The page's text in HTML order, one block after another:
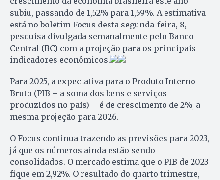
subiu, passando de 1,52% para 1,59%. A estimativa
está no boletim Focus desta segunda-feira, 8,
pesquisa divulgada semanalmente pelo Banco
Central (BC) com a projeção para os principais
indicadores econômicos.
Para 2025, a expectativa para o Produto Interno
Bruto (PIB – a soma dos bens e serviços
produzidos no país) – é de crescimento de 2%, a
mesma projeção para 2026.
O Focus continua trazendo as previsões para 2023,
já que os números ainda estão sendo
consolidados. O mercado estima que o PIB de 2023
fique em 2,92%. O resultado do quarto trimestre,